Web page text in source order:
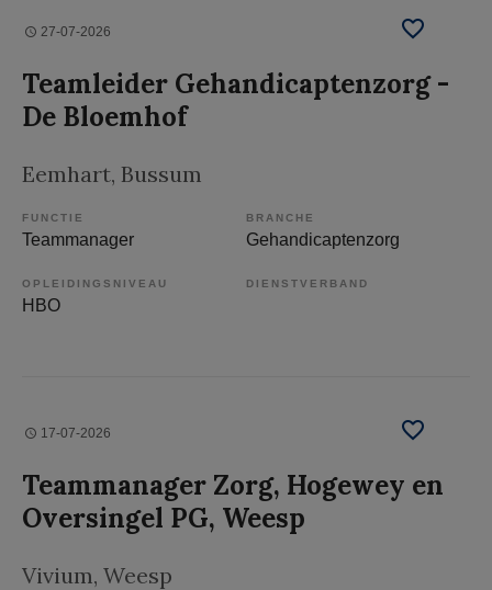
27-07-2026
Teamleider Gehandicaptenzorg -
De Bloemhof
Eemhart, Bussum
FUNCTIE
Teammanager
BRANCHE
Gehandicaptenzorg
OPLEIDINGSNIVEAU
HBO
DIENSTVERBAND
17-07-2026
Teammanager Zorg, Hogewey en
Oversingel PG, Weesp
Vivium, Weesp